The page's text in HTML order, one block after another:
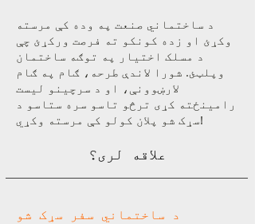
د ساختماني صنعت په وده کې مرسته
وکړئ او زده کونکو ته فرصت ورکړئ چې
د مسلک اختیار په توګه ساختمان
وپلټئ. شورا لاندې طرحه، ګام په ګام
لارښوونې، او د سرچینو لیست
رامینځته کړی ترڅو تاسو سره ستاسو د
سړک شو پلان کولو کې مرسته وکړي!
علاقه لری؟
د ساختماني سفر سړک شو